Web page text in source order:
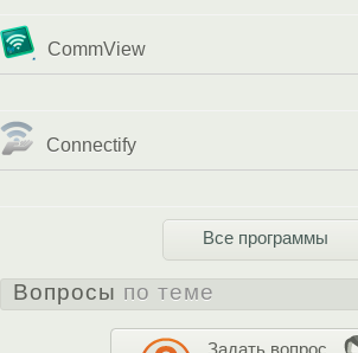
CommView
Connectify
Все программы
Вопросы по теме
Задать вопрос